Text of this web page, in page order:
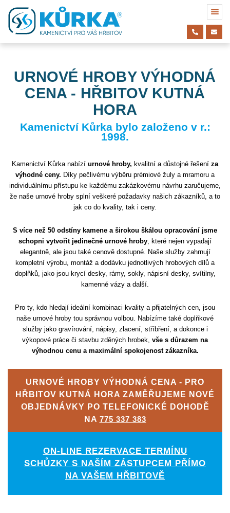
URNOVÉ HROBY VÝHODNÁ
CENA - HŘBITOV KUTNÁ
HORA
Kamenictví Kůrka bylo založeno v r.:
1998.
Kamenictví Kůrka nabízí urnové hroby, kvalitní a důstojné řešení za
výhodné ceny. Díky pečlivému výběru prémiové žuly a mramoru a
individuálnímu přístupu ke každému zakázkovému návrhu zaručujeme,
že naše urnové hroby splní veškeré požadavky našich zákazníků, a to
jak co do kvality, tak i ceny.
S více než 50 odstíny kamene a širokou škálou opracování jsme
schopni vytvořit jedinečné urnové hroby, které nejen vypadají
elegantně, ale jsou také cenově dostupné. Naše služby zahrnují
kompletní výrobu, montáž a dodávku jednotlivých hrobových dílů a
doplňků, jako jsou krycí desky, rámy, sokly, nápisní desky, svítilny,
kamenné vázy a další.
Pro ty, kdo hledají ideální kombinaci kvality a přijatelných cen, jsou
naše urnové hroby tou správnou volbou. Nabízíme také doplňkové
služby jako gravírování, nápisy, zlacení, stříbření, a dokonce i
výkopové práce či stavbu zděných hrobek, vše s důrazem na
výhodnou cenu a maximální spokojenost zákazníka.
URNOVÉ HROBY VÝHODNÁ CENA - PRO
HŘBITOV KUTNÁ HORA ZAMĚŘUJEME NOVÉ
OBJEDNÁVKY PO TELEFONICKÉ DOHODĚ
NA 775 337 383
ON-LINE REZERVACE TERMÍNU
SCHŮZKY S NAŠÍM ZÁSTUPCEM PŘÍMO
NA VAŠEM HŘBITOVĚ